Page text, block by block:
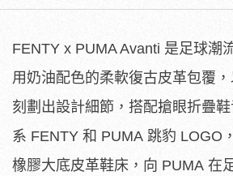
FENTY x PUMA Avanti 是足球潮
用奶油配色的柔軟復古皮革包覆
刻劃出設計細節，搭配搶眼折疊
系 FENTY 和 PUMA 跳豹 LOGO
橡膠大底皮革鞋床，向 PUMA 在